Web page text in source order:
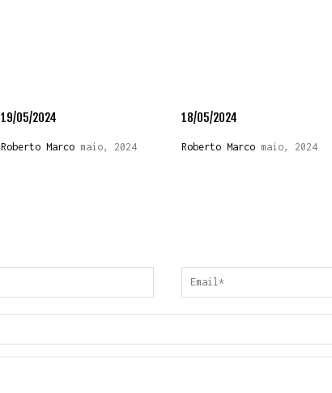
19/05/2024
Roberto Marco maio, 2024
18/05/2024
Roberto Marcomaio, 2024